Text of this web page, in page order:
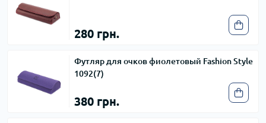
280 грн.
Футляр для очков фиолетовый Fashion Style
1092(7)
380 грн.